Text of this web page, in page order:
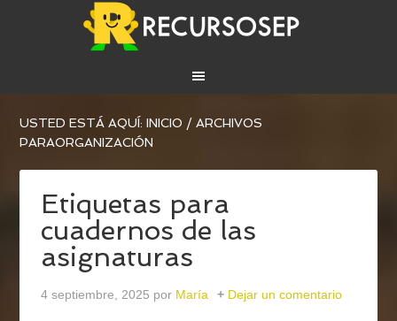
USTED ESTÁ AQUÍ:INICIO / ARCHIVOS
PARAORGANIZACIÓN
Etiquetas para
cuadernos de las
asignaturas
4 septiembre, 2025 por María Dejar un comentario